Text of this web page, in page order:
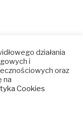
działania
i
oraz
na
Cookies